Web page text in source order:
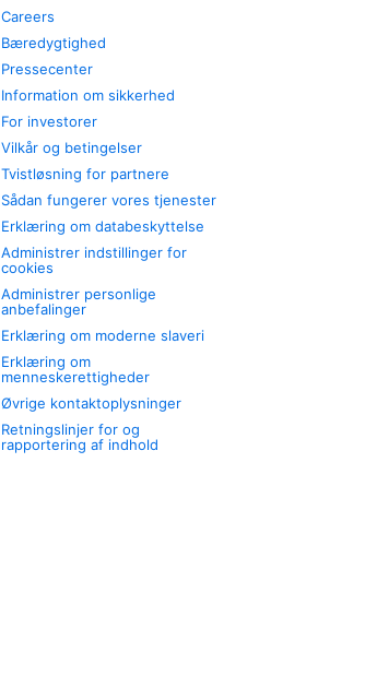
Careers
Bæredygtighed
Pressecenter
Information om sikkerhed
For investorer
Vilkår og betingelser
Tvistløsning for partnere
Sådan fungerer vores tjenester
Erklæring om databeskyttelse
Administrer indstillinger for
cookies
Administrer personlige
anbefalinger
Erklæring om moderne slaveri
Erklæring om
menneskerettigheder
Øvrige kontaktoplysninger
Retningslinjer for og
rapportering af indhold